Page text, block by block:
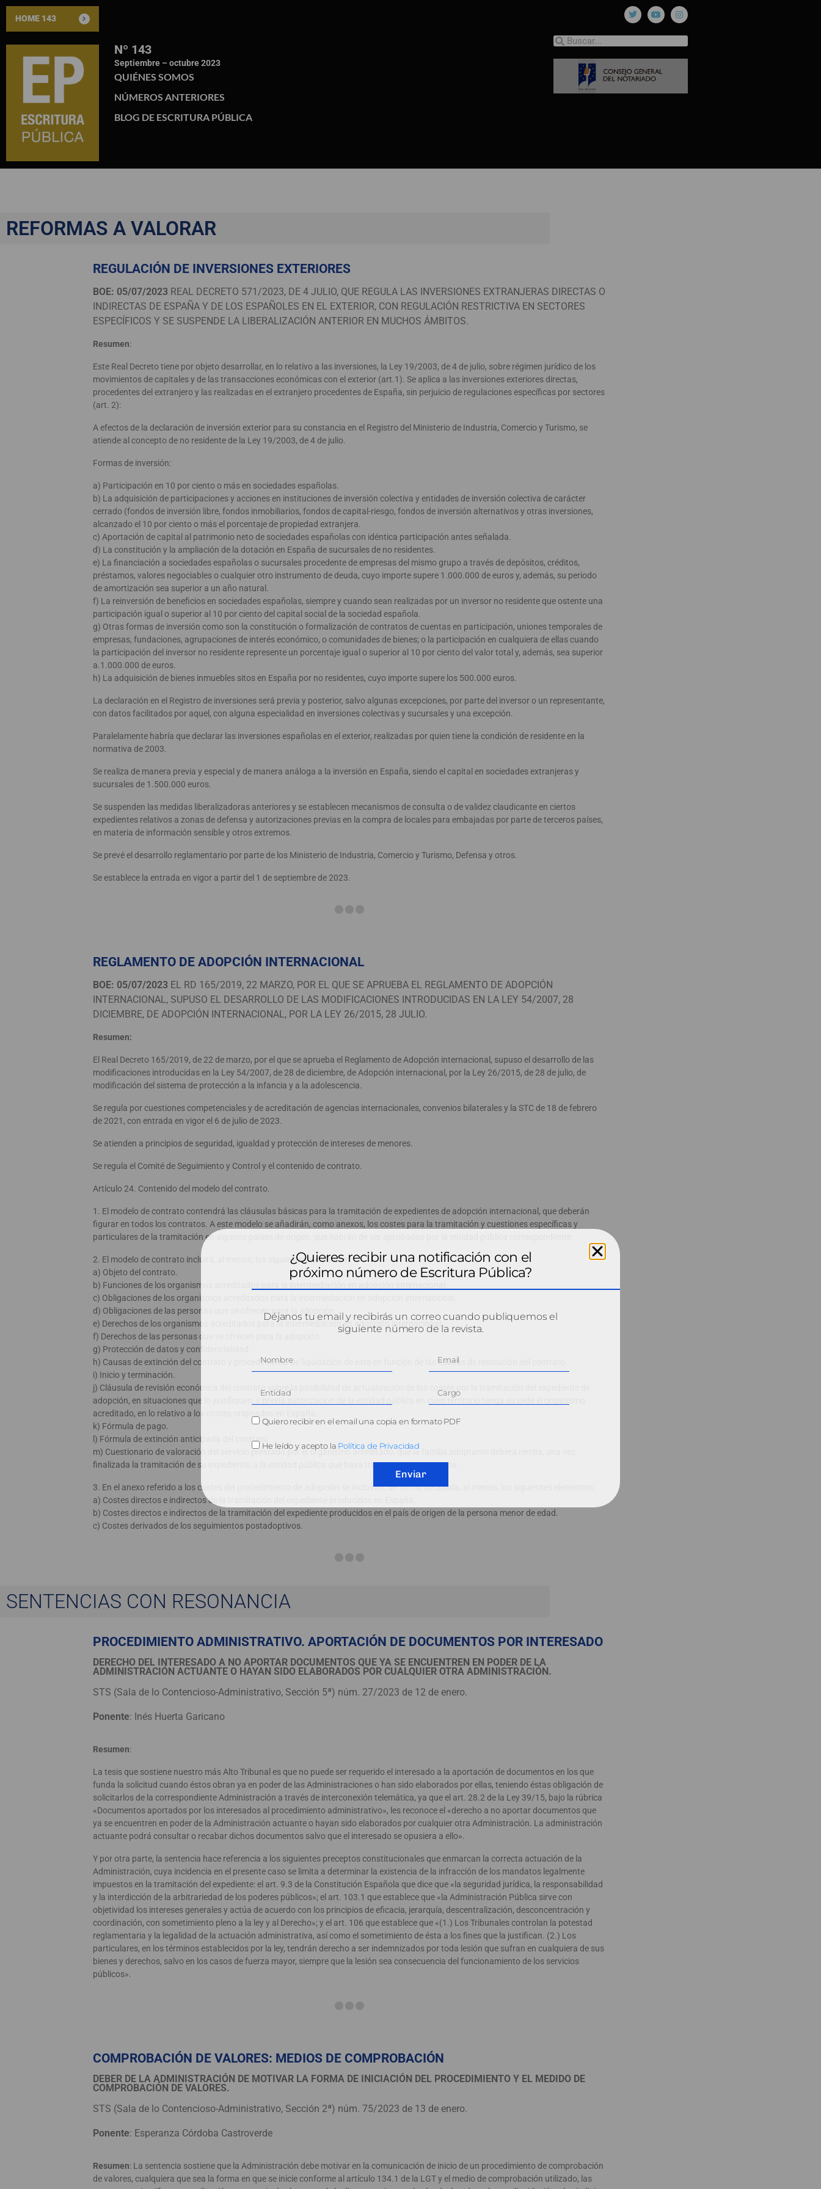
HOME 143
Nº 143
Septiembre – octubre 2023
QUIÉNES SOMOS
NÚMEROS ANTERIORES
BLOG DE ESCRITURA PÚBLICA
REFORMAS A VALORAR
REGULACIÓN DE INVERSIONES EXTERIORES
BOE: 05/07/2023 REAL DECRETO 571/2023, DE 4 JULIO, QUE REGULA LAS INVERSIONES EXTRANJERAS DIRECTAS O
INDIRECTAS DE ESPAÑA Y DE LOS ESPAÑOLES EN EL EXTERIOR, CON REGULACIÓN RESTRICTIVA EN SECTORES
ESPECÍFICOS Y SE SUSPENDE LA LIBERALIZACIÓN ANTERIOR EN MUCHOS ÁMBITOS.
Resumen:
Este Real Decreto tiene por objeto desarrollar, en lo relativo a las inversiones, la Ley 19/2003, de 4 de julio, sobre régimen jurídico de los
movimientos de capitales y de las transacciones económicas con el exterior (art.1). Se aplica a las inversiones exteriores directas,
procedentes del extranjero y las realizadas en el extranjero procedentes de España, sin perjuicio de regulaciones específicas por sectores
(art. 2):
A efectos de la declaración de inversión exterior para su constancia en el Registro del Ministerio de Industria, Comercio y Turismo, se
atiende al concepto de no residente de la Ley 19/2003, de 4 de julio.
Formas de inversión:
a) Participación en 10 por ciento o más en sociedades españolas.
b) La adquisición de participaciones y acciones en instituciones de inversión colectiva y entidades de inversión colectiva de carácter
cerrado (fondos de inversión libre, fondos inmobiliarios, fondos de capital-riesgo, fondos de inversión alternativos y otras inversiones,
alcanzado el 10 por ciento o más el porcentaje de propiedad extranjera.
c) Aportación de capital al patrimonio neto de sociedades españolas con idéntica participación antes señalada.
d) La constitución y la ampliación de la dotación en España de sucursales de no residentes.
e) La financiación a sociedades españolas o sucursales procedente de empresas del mismo grupo a través de depósitos, créditos,
préstamos, valores negociables o cualquier otro instrumento de deuda, cuyo importe supere 1.000.000 de euros y, además, su periodo
de amortización sea superior a un año natural.
f) La reinversión de beneficios en sociedades españolas, siempre y cuando sean realizadas por un inversor no residente que ostente una
participación igual o superior al 10 por ciento del capital social de la sociedad española.
g) Otras formas de inversión como son la constitución o formalización de contratos de cuentas en participación, uniones temporales de
empresas, fundaciones, agrupaciones de interés económico, o comunidades de bienes; o la participación en cualquiera de ellas cuando
la participación del inversor no residente represente un porcentaje igual o superior al 10 por ciento del valor total y, además, sea superior
a.1.000.000 de euros.
h) La adquisición de bienes inmuebles sitos en España por no residentes, cuyo importe supere los 500.000 euros.
La declaración en el Registro de inversiones será previa y posterior, salvo algunas excepciones, por parte del inversor o un representante,
con datos facilitados por aquel, con alguna especialidad en inversiones colectivas y sucursales y una excepción.
Paralelamente habría que declarar las inversiones españolas en el exterior, realizadas por quien tiene la condición de residente en la
normativa de 2003.
Se realiza de manera previa y especial y de manera análoga a la inversión en España, siendo el capital en sociedades extranjeras y
sucursales de 1.500.000 euros.
Se suspenden las medidas liberalizadoras anteriores y se establecen mecanismos de consulta o de validez claudicante en ciertos
expedientes relativos a zonas de defensa y autorizaciones previas en la compra de locales para embajadas por parte de terceros países,
en materia de información sensible y otros extremos.
Se prevé el desarrollo reglamentario por parte de los Ministerio de Industria, Comercio y Turismo, Defensa y otros.
Se establece la entrada en vigor a partir del 1 de septiembre de 2023.
REGLAMENTO DE ADOPCIÓN INTERNACIONAL
BOE: 05/07/2023 EL RD 165/2019, 22 MARZO, POR EL QUE SE APRUEBA EL REGLAMENTO DE ADOPCIÓN
INTERNACIONAL, SUPUSO EL DESARROLLO DE LAS MODIFICACIONES INTRODUCIDAS EN LA LEY 54/2007, 28
DICIEMBRE, DE ADOPCIÓN INTERNACIONAL, POR LA LEY 26/2015, 28 JULIO.
Resumen:
El Real Decreto 165/2019, de 22 de marzo, por el que se aprueba el Reglamento de Adopción internacional, supuso el desarrollo de las
modificaciones introducidas en la Ley 54/2007, de 28 de diciembre, de Adopción internacional, por la Ley 26/2015, de 28 de julio, de
modificación del sistema de protección a la infancia y a la adolescencia.
Se regula por cuestiones competenciales y de acreditación de agencias internacionales, convenios bilaterales y la STC de 18 de febrero
de 2021, con entrada en vigor el 6 de julio de 2023.
Se atienden a principios de seguridad, igualdad y protección de intereses de menores.
Se regula el Comité de Seguimiento y Control y el contenido de contrato.
Artículo 24. Contenido del modelo del contrato.
1. El modelo de contrato contendrá las cláusulas básicas para la tramitación de expedientes de adopción internacional, que deberán
figurar en todos los contratos. A este modelo se añadirán, como anexos, los costes para la tramitación y cuestiones específicas y
particulares de la tramitación en algunos países de origen, que habrán de ser aprobados por la entidad pública correspondiente.
2. El modelo de contrato incluirá, al menos, los siguientes elementos:
a) Objeto del contrato.
b) Funciones de los organismos acreditados para la intermediación en adopción internacional.
c) Obligaciones de los organismos acreditados para la intermediación en adopción internacional.
d) Obligaciones de las personas que se ofrecen para la adopción.
e) Derechos de los organismos acreditados para la intermediación en adopción internacional.
f) Derechos de las personas que se ofrecen para la adopción.
g) Protección de datos y confidencialidad.
h) Causas de extinción del contrato y procedimiento de liquidación de este en función de las causas de resolución del contrato.
i) Inicio y terminación.
j) Cláusula de revisión económica del contrato sobre la posibilidad de actualización de los costes por la tramitación del expediente de
adopción, en situaciones que lo justifiquen, y previa autorización de la entidad pública en cuyo territorio tenga su sede el organismo
acreditado, en lo relativo a los costes originados en España.
k) Fórmula de pago.
l) Fórmula de extinción anticipada del contrato.
m) Cuestionario de valoración del servicio prestado por el organismo acreditado, que la familia adoptante deberá remitir, una vez
finalizada la tramitación de su expediente, a la entidad pública que haya tramitado su expediente.
3. En el anexo referido a los costes del procedimiento de adopción se incluirán, de forma detallada, al menos, los siguientes elementos:
a) Costes directos e indirectos de la tramitación del expediente producidos en España.
b) Costes directos e indirectos de la tramitación del expediente producidos en el país de origen de la persona menor de edad.
c) Costes derivados de los seguimientos postadoptivos.
SENTENCIAS CON RESONANCIA
PROCEDIMIENTO ADMINISTRATIVO. APORTACIÓN DE DOCUMENTOS POR INTERESADO
DERECHO DEL INTERESADO A NO APORTAR DOCUMENTOS QUE YA SE ENCUENTREN EN PODER DE LA
ADMINISTRACIÓN ACTUANTE O HAYAN SIDO ELABORADOS POR CUALQUIER OTRA ADMINISTRACIÓN.
STS (Sala de lo Contencioso-Administrativo, Sección 5ª) núm. 27/2023 de 12 de enero.
Ponente: Inés Huerta Garicano
Resumen:
La tesis que sostiene nuestro más Alto Tribunal es que no puede ser requerido el interesado a la aportación de documentos en los que
funda la solicitud cuando éstos obran ya en poder de las Administraciones o han sido elaborados por ellas, teniendo éstas obligación de
solicitarlos de la correspondiente Administración a través de interconexión telemática, ya que el art. 28.2 de la Ley 39/15, bajo la rúbrica
«Documentos aportados por los interesados al procedimiento administrativo», les reconoce el «derecho a no aportar documentos que
ya se encuentren en poder de la Administración actuante o hayan sido elaborados por cualquier otra Administración. La administración
actuante podrá consultar o recabar dichos documentos salvo que el interesado se opusiera a ello».
Y por otra parte, la sentencia hace referencia a los siguientes preceptos constitucionales que enmarcan la correcta actuación de la
Administración, cuya incidencia en el presente caso se limita a determinar la existencia de la infracción de los mandatos legalmente
impuestos en la tramitación del expediente: el art. 9.3 de la Constitución Española que dice que «la seguridad jurídica, la responsabilidad
y la interdicción de la arbitrariedad de los poderes públicos»; el art. 103.1 que establece que «la Administración Pública sirve con
objetividad los intereses generales y actúa de acuerdo con los principios de eficacia, jerarquía, descentralización, desconcentración y
coordinación, con sometimiento pleno a la ley y al Derecho»; y el art. 106 que establece que «(1.) Los Tribunales controlan la potestad
reglamentaria y la legalidad de la actuación administrativa, así como el sometimiento de ésta a los fines que la justifican. (2.) Los
particulares, en los términos establecidos por la ley, tendrán derecho a ser indemnizados por toda lesión que sufran en cualquiera de sus
bienes y derechos, salvo en los casos de fuerza mayor, siempre que la lesión sea consecuencia del funcionamiento de los servicios
públicos».
COMPROBACIÓN DE VALORES: MEDIOS DE COMPROBACIÓN
DEBER DE LA ADMINISTRACIÓN DE MOTIVAR LA FORMA DE INICIACIÓN DEL PROCEDIMIENTO Y EL MEDIDO DE
COMPROBACIÓN DE VALORES.
STS (Sala de lo Contencioso-Administrativo, Sección 2ª) núm. 75/2023 de 13 de enero.
Ponente: Esperanza Córdoba Castroverde
Resumen: La sentencia sostiene que la Administración debe motivar en la comunicación de inicio de un procedimiento de comprobación
de valores, cualquiera que sea la forma en que se inicie conforme al artículo 134.1 de la LGT y el medio de comprobación utilizado, las
¿Quieres recibir una notificación con el
próximo número de Escritura Pública?
Déjanos tu email y recibirás un correo cuando publiquemos el
siguiente número de la revista.
Quiero recibir en el email una copia en formato PDF
He leído y acepto la Política de Privacidad
Enviar